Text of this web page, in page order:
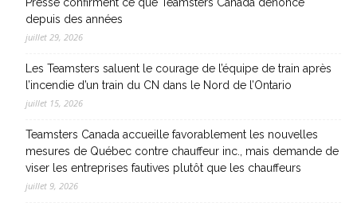
depuis des années
juillet 29, 2026
Les Teamsters saluent le courage de l’équipe de train après
l’incendie d’un train du CN dans le Nord de l’Ontario
juillet 15, 2026
Teamsters Canada accueille favorablement les nouvelles
mesures de Québec contre chauffeur inc., mais demande de
viser les entreprises fautives plutôt que les chauffeurs
juillet 9, 2026